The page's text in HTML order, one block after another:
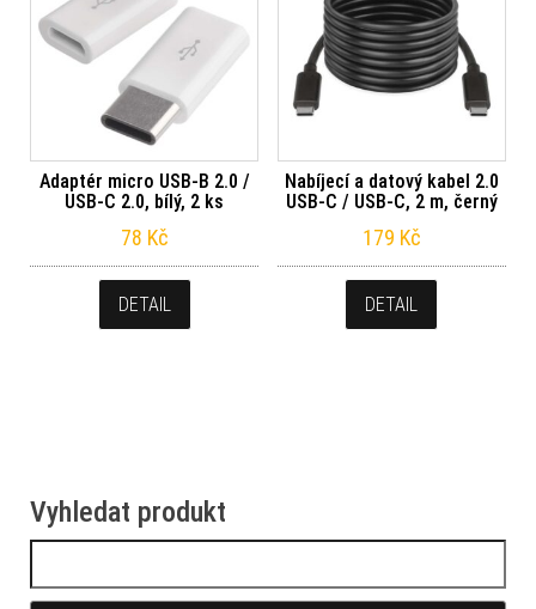
Adaptér micro USB-B 2.0 /
USB-C 2.0, bílý, 2 ks
78 Kč
DETAIL
Nabíjecí a datový kabel 2.0
USB-C / USB-C, 2 m, černý
179 Kč
DETAIL
Vyhledat produkt